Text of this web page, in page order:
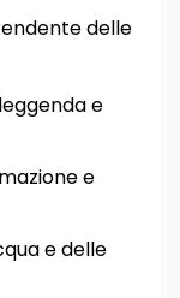
delle
e
e
e delle